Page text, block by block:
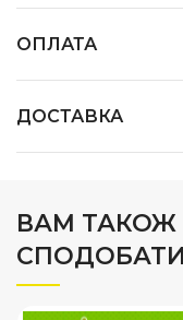
ОПЛАТА
ДОСТАВКА
ВАМ